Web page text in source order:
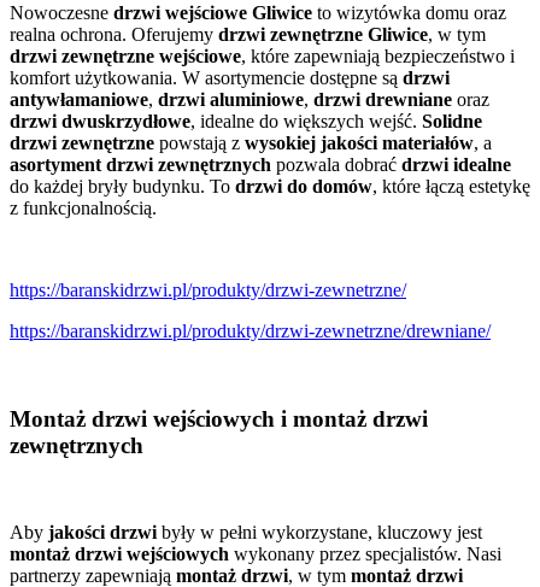
Nowoczesne drzwi wejściowe Gliwice to wizytówka domu oraz
realna ochrona. Oferujemy drzwi zewnętrzne Gliwice, w tym
drzwi zewnętrzne wejściowe, które zapewniają bezpieczeństwo i
komfort użytkowania. W asortymencie dostępne są drzwi
antywłamaniowe, drzwi aluminiowe, drzwi drewniane oraz
drzwi dwuskrzydłowe, idealne do większych wejść. Solidne
drzwi zewnętrzne powstają z wysokiej jakości materiałów, a
asortyment drzwi zewnętrznych pozwala dobrać drzwi idealne
do każdej bryły budynku. To drzwi do domów, które łączą estetykę
z funkcjonalnością.
https://baranskidrzwi.pl/produkty/drzwi-zewnetrzne/
https://baranskidrzwi.pl/produkty/drzwi-zewnetrzne/drewniane/
Montaż drzwi wejściowych i montaż drzwi
zewnętrznych
Aby jakości drzwi były w pełni wykorzystane, kluczowy jest
montaż drzwi wejściowych wykonany przez specjalistów. Nasi
partnerzy zapewniają montaż drzwi, w tym montaż drzwi